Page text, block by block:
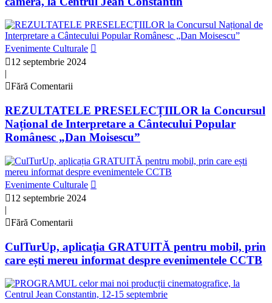
Evenimente Culturale
12 septembrie 2024
|
Fără Comentarii
REZULTATELE PRESELECȚIILOR la Concursul
Național de Interpretare a Cântecului Popular
Românesc „Dan Moisescu”
Evenimente Culturale
12 septembrie 2024
|
Fără Comentarii
CulTurUp, aplicația GRATUITĂ pentru mobil, prin
care ești mereu informat despre evenimentele CCTB